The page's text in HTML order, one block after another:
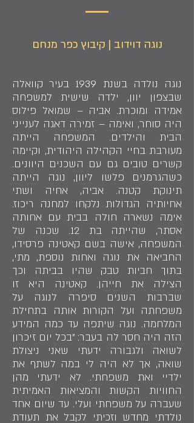
נוגה דוידוב | קיבוץ כפר מנחם
נוגה נולדה בשנת 1939 בעיר קוואלה
שבצפון יוון, ילדה שישית למשפחה
אמידה ומוכרת. אביה – שמואל פילוס
היה סוחר, ואימה – זמירה דאגה לענייני
הבית והילדים. המשפחה הייתה
מעורבת בחיי הקהילה היהודית, וקיימה
קשרים טובים גם עם השכנים היוונים.
כשהגרמנים פלשו ליוון, נוגה הייתה
תינוקת קטנה. אביה, אחיה ושתי
אחיותיה הגדולות נלקחו למחנה ריכוז.
אימה נשארה חולה בבית עם אחותה
אסתר, שהייתה בת 12. שכנה של
המשפחה, אישה בשם קאטינה פרסידו,
החביאה את נוגה ואחות נוספת, מתי,
בתוך חביות טבק שהיו בביתה וכך
הצילה את חייהן. קאטינה היא זו
שברבות השנים סיפרה לנוגה על
משפחתה ועל הקורות אותה בתחילת
המלחמה. נוגה שיתפה עד כמה המידע
הזה היה חסר לה בעבר: "בכל יום זיכרון
לשואה ולגבורה ידעתי שאני ניצולת
שואה, אך לא היה לי במה לשתף את
ילדיי ואת משפחתי. לא ידעתי מהן
החוויות הקשות והמציאות האמיתית
שעברה על משפחתי ועלי. עד שיום אחד
נולדתי מחדש וזכיתי לקבל את תעודת